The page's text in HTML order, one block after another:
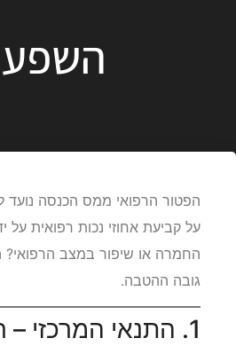
הפטור הרפואי ממס הכנסה נועד
על קביעת אחוזי נכות רפואית
החמרה או שיפור במצב הרפואי?
גובה ההטבה.
1. התנאי המרכזי – רף ה־90% נכות רפואית